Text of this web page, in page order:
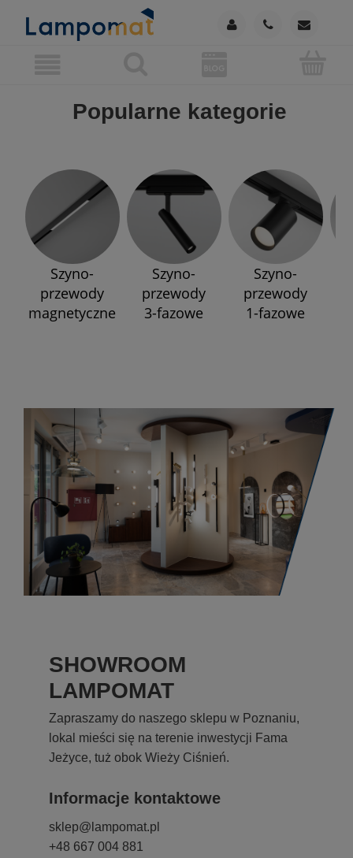
Popularne kategorie
Szyno-
przewody
magnetyczne
Szyno-
przewody
3-fazowe
Szyno-
przewody
1-fazowe
SHOWROOM
LAMPOMAT
Zapraszamy do naszego sklepu w Poznaniu,
lokal mieści się na terenie inwestycji Fama
Jeżyce, tuż obok Wieży Ciśnień.
Informacje kontaktowe
sklep@lampomat.pl
+48 667 004 881